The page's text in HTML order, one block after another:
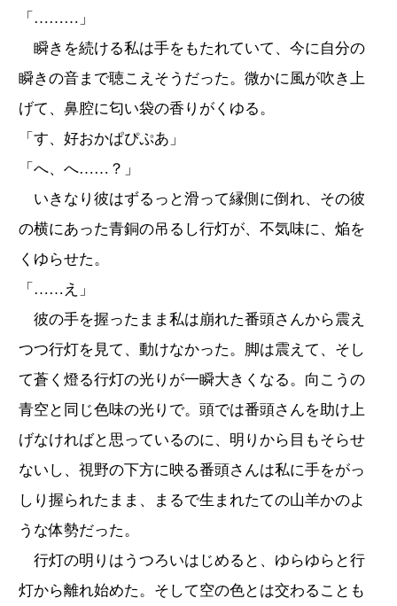
「………」
瞬きを続ける私は手をもたれていて、今に自分の
瞬きの音まで聴こえそうだった。微かに風が吹き上
げて、鼻腔に匂い袋の香りがくゆる。
「す、好おかぱぴぷあ」
「へ、へ……？」
いきなり彼はずるっと滑って縁側に倒れ、その彼
の横にあった青銅の吊るし行灯が、不気味に、焔を
くゆらせた。
「……え」
彼の手を握ったまま私は崩れた番頭さんから震え
つつ行灯を見て、動けなかった。脚は震えて、そし
て蒼く燈る行灯の光りが一瞬大きくなる。向こうの
青空と同じ色味の光りで。頭では番頭さんを助け上
げなければと思っているのに、明りから目もそらせ
ないし、視野の下方に映る番頭さんは私に手をがっ
しり握られたまま、まるで生まれたての山羊かのよ
うな体勢だった。
行灯の明りはうつろいはじめると、ゆらゆらと行
灯から離れ始めた。そして空の色とは交わることも